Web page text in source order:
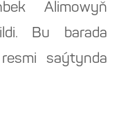
Alimowyň
Bu barada
saýtynda